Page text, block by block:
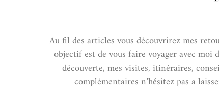
Au fil des articles vous découvrirez mes
objectif est de vous faire voyager avec moi
découverte, mes visites, itinéraires,
complémentaires n’hésitez pas a